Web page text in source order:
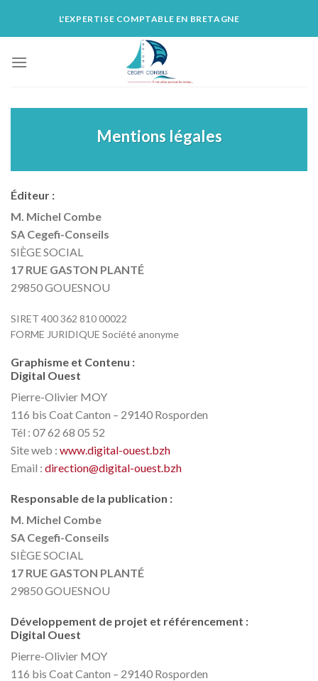
L'EXPERTISE COMPTABLE EN BRETAGNE
Mentions légales
Éditeur :
M. Michel Combe
SA Cegefi-Conseils
SIÈGE SOCIAL
17 RUE GASTON PLANTÉ
29850 GOUESNOU
SIRET 400 362 810 00022
FORME JURIDIQUE Société anonyme
Graphisme et Contenu :
Digital Ouest
Pierre-Olivier MOY
116 bis Coat Canton – 29140 Rosporden
Tél : 07 62 68 05 52
Site web : www.digital-ouest.bzh
Email : direction@digital-ouest.bzh
Responsable de la publication :
M. Michel Combe
SA Cegefi-Conseils
SIÈGE SOCIAL
17 RUE GASTON PLANTÉ
29850 GOUESNOU
Développement de projet et référencement :
Digital Ouest
Pierre-Olivier MOY
116 bis Coat Canton – 29140 Rosporden